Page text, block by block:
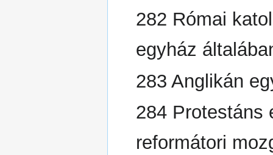
282 Római
egyház
283 Anglikán
284 Protestáns
reformátori